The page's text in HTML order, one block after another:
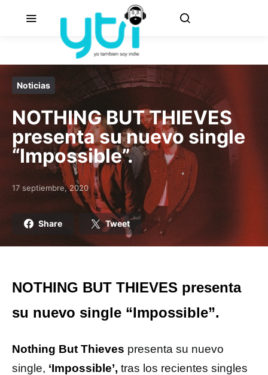
Noticias
NOTHING BUT THIEVES
presenta su nuevo single
“Impossible”.
Posted on
17 septiembre, 2020
Share Tweet
NOTHING BUT THIEVES presenta
su nuevo single “Impossible”.
Nothing But Thieves presenta su nuevo
single, ‘Impossible’, tras los recientes singles